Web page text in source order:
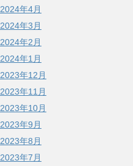
2024年4月
2024年3月
2024年2月
2024年1月
2023年12月
2023年11月
2023年10月
2023年9月
2023年8月
2023年7月